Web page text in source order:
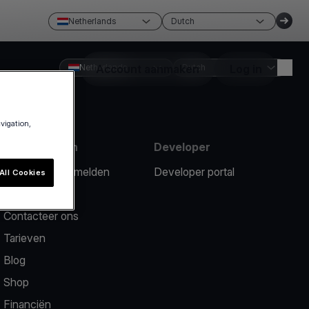
Netherlands Dutch
Account aanmaken
Netherlands Dutch
Hulpmiddelen
Een probleem melden
Contacteer ons
Tarieven
Blog
Shop
Financiën
Developer
Developer portal
Cookies